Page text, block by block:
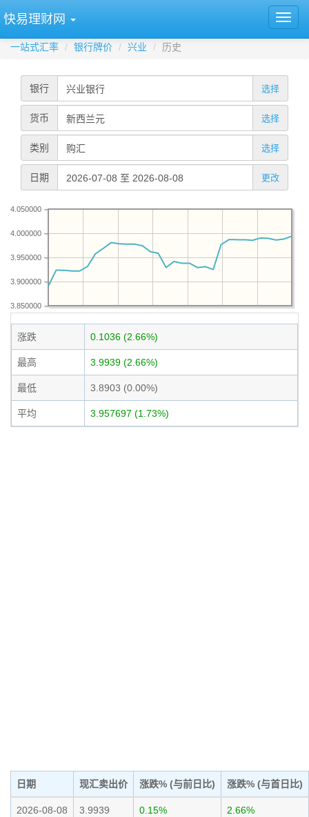
快易理财网
一站式汇率 银行牌价 兴业 历史
银行 选择
货币 选择
类别 选择
日期 更改
3.850000
3.900000
3.950000
4.000000
4.050000
涨跌 0.1036 (2.66%)
最高 3.9939 (2.66%)
最低 3.8903 (0.00%)
平均 3.957697 (1.73%)
日期 现汇卖出价 涨跌% (与前日比) 涨跌% (与首日比)
2026-08-08 3.9939 0.15% 2.66%